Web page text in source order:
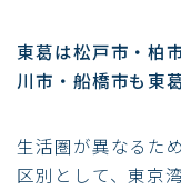
東葛は松戸市・柏
川市・船橋市も東
生活圏が異なるた
区別として、東京